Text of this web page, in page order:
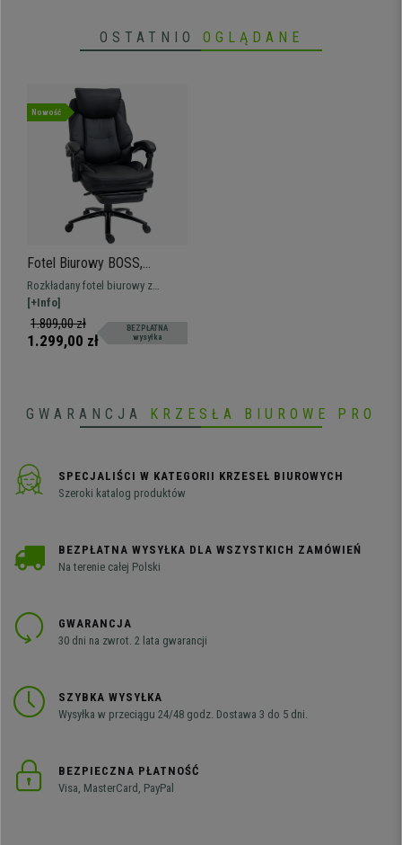
OSTATNIO OGLĄDANE
Nowość
Fotel Biurowy BOSS,
Wysuwany Podnóżek, Gruba
Wyściółka, Skóra kolor
Czarny
Rozkładany fotel biurowy z
wysuwanym podnóżkiem. Gruba
wyściółka obita skórą syntetyczną.
[+Info]
1.809,00 zł
1.299,00 zł
BEZPŁATNA
wysyłka
GWARANCJA KRZESŁA BIUROWE PRO
SPECJALIŚCI W KATEGORII KRZESEŁ BIUROWYCH
Szeroki katalog produktów
BEZPŁATNA WYSYŁKA DLA WSZYSTKICH ZAMÓWIEŃ
Na terenie całej Polski
GWARANCJA
30 dni na zwrot. 2 lata gwarancji
SZYBKA WYSYŁKA
Wysyłka w przeciągu 24/48 godz. Dostawa 3 do 5 dni.
BEZPIECZNA PŁATNOŚĆ
Visa, MasterCard, PayPal